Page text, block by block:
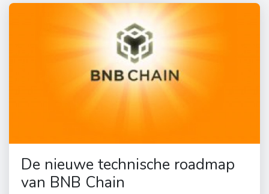
De nieuwe technische roadmap
van BNB Chain